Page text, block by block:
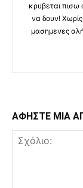
κρυβεται
να δουν!
μασημενες
ΑΦΗΣΤΕ ΜΙΑ